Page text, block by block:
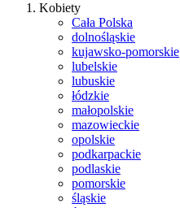
Kobiety
Cała Polska
dolnośląskie
kujawsko-pomorskie
lubelskie
lubuskie
łódzkie
małopolskie
mazowieckie
opolskie
podkarpackie
podlaskie
pomorskie
śląskie